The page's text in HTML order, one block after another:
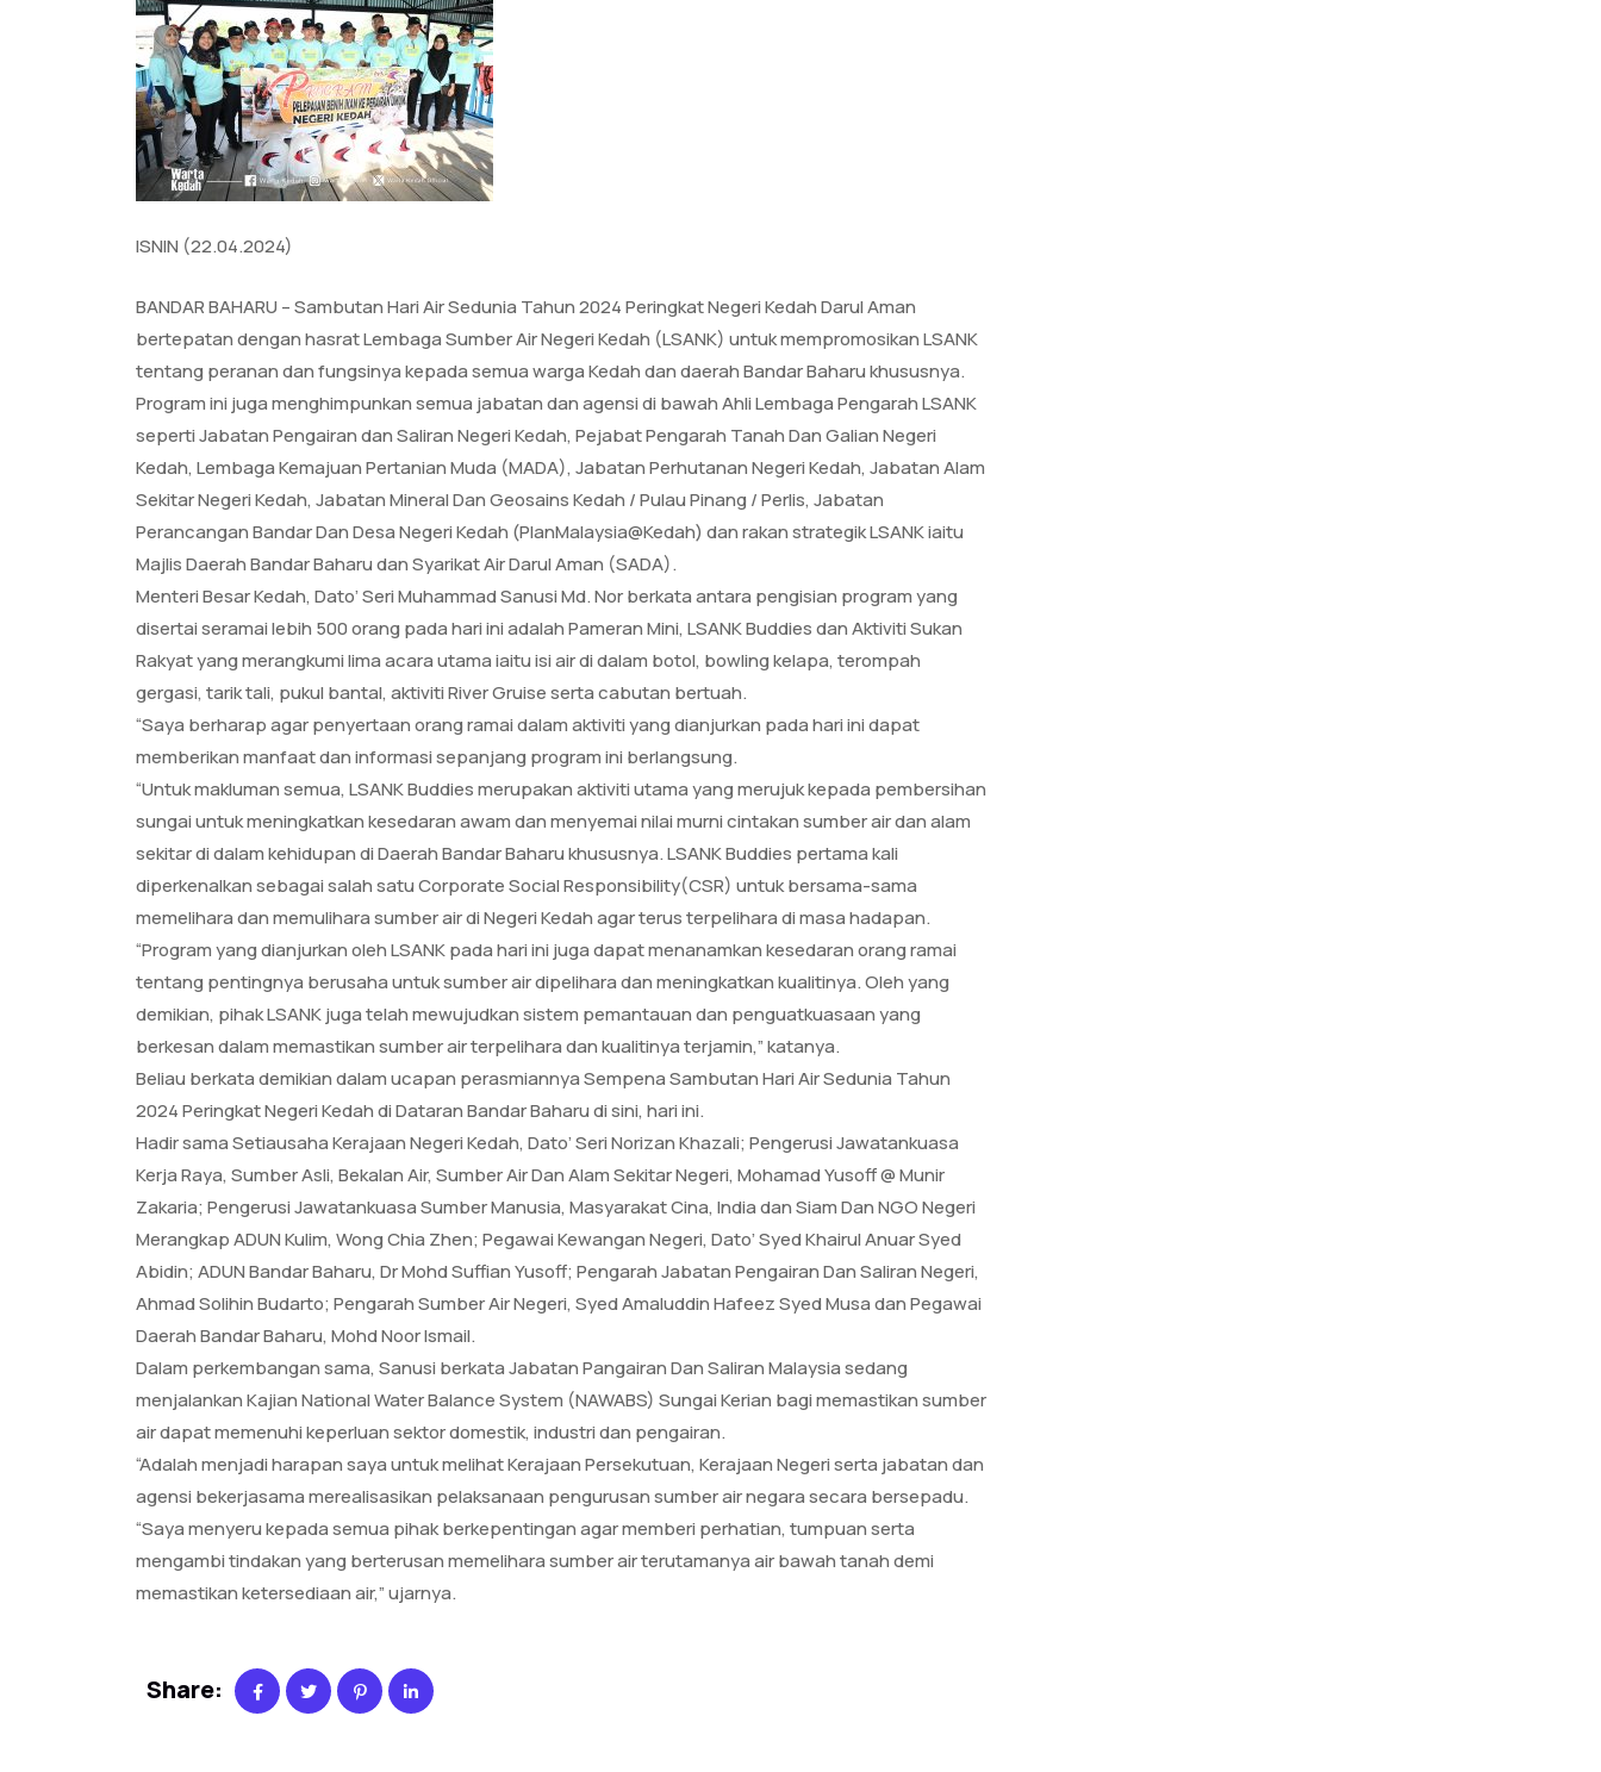
ISNIN (22.04.2024)
BANDAR BAHARU – Sambutan Hari Air Sedunia Tahun 2024 Peringkat Negeri Kedah Darul Aman
bertepatan dengan hasrat Lembaga Sumber Air Negeri Kedah (LSANK) untuk mempromosikan LSANK
tentang peranan dan fungsinya kepada semua warga Kedah dan daerah Bandar Baharu khususnya.
Program ini juga menghimpunkan semua jabatan dan agensi di bawah Ahli Lembaga Pengarah LSANK
seperti Jabatan Pengairan dan Saliran Negeri Kedah, Pejabat Pengarah Tanah Dan Galian Negeri
Kedah, Lembaga Kemajuan Pertanian Muda (MADA), Jabatan Perhutanan Negeri Kedah, Jabatan Alam
Sekitar Negeri Kedah, Jabatan Mineral Dan Geosains Kedah / Pulau Pinang / Perlis, Jabatan
Perancangan Bandar Dan Desa Negeri Kedah (PlanMalaysia@Kedah) dan rakan strategik LSANK iaitu
Majlis Daerah Bandar Baharu dan Syarikat Air Darul Aman (SADA).
Menteri Besar Kedah, Dato’ Seri Muhammad Sanusi Md. Nor berkata antara pengisian program yang
disertai seramai lebih 500 orang pada hari ini adalah Pameran Mini, LSANK Buddies dan Aktiviti Sukan
Rakyat yang merangkumi lima acara utama iaitu isi air di dalam botol, bowling kelapa, terompah
gergasi, tarik tali, pukul bantal, aktiviti River Gruise serta cabutan bertuah.
“Saya berharap agar penyertaan orang ramai dalam aktiviti yang dianjurkan pada hari ini dapat
memberikan manfaat dan informasi sepanjang program ini berlangsung.
“Untuk makluman semua, LSANK Buddies merupakan aktiviti utama yang merujuk kepada pembersihan
sungai untuk meningkatkan kesedaran awam dan menyemai nilai murni cintakan sumber air dan alam
sekitar di dalam kehidupan di Daerah Bandar Baharu khususnya. LSANK Buddies pertama kali
diperkenalkan sebagai salah satu Corporate Social Responsibility(CSR) untuk bersama-sama
memelihara dan memulihara sumber air di Negeri Kedah agar terus terpelihara di masa hadapan.
“Program yang dianjurkan oleh LSANK pada hari ini juga dapat menanamkan kesedaran orang ramai
tentang pentingnya berusaha untuk sumber air dipelihara dan meningkatkan kualitinya. Oleh yang
demikian, pihak LSANK juga telah mewujudkan sistem pemantauan dan penguatkuasaan yang
berkesan dalam memastikan sumber air terpelihara dan kualitinya terjamin,” katanya.
Beliau berkata demikian dalam ucapan perasmiannya Sempena Sambutan Hari Air Sedunia Tahun
2024 Peringkat Negeri Kedah di Dataran Bandar Baharu di sini, hari ini.
Hadir sama Setiausaha Kerajaan Negeri Kedah, Dato’ Seri Norizan Khazali; Pengerusi Jawatankuasa
Kerja Raya, Sumber Asli, Bekalan Air, Sumber Air Dan Alam Sekitar Negeri, Mohamad Yusoff @ Munir
Zakaria; Pengerusi Jawatankuasa Sumber Manusia, Masyarakat Cina, India dan Siam Dan NGO Negeri
Merangkap ADUN Kulim, Wong Chia Zhen; Pegawai Kewangan Negeri, Dato’ Syed Khairul Anuar Syed
Abidin; ADUN Bandar Baharu, Dr Mohd Suffian Yusoff; Pengarah Jabatan Pengairan Dan Saliran Negeri,
Ahmad Solihin Budarto; Pengarah Sumber Air Negeri, Syed Amaluddin Hafeez Syed Musa dan Pegawai
Daerah Bandar Baharu, Mohd Noor Ismail.
Dalam perkembangan sama, Sanusi berkata Jabatan Pangairan Dan Saliran Malaysia sedang
menjalankan Kajian National Water Balance System (NAWABS) Sungai Kerian bagi memastikan sumber
air dapat memenuhi keperluan sektor domestik, industri dan pengairan.
“Adalah menjadi harapan saya untuk melihat Kerajaan Persekutuan, Kerajaan Negeri serta jabatan dan
agensi bekerjasama merealisasikan pelaksanaan pengurusan sumber air negara secara bersepadu.
“Saya menyeru kepada semua pihak berkepentingan agar memberi perhatian, tumpuan serta
mengambi tindakan yang berterusan memelihara sumber air terutamanya air bawah tanah demi
memastikan ketersediaan air,” ujarnya.
Share: